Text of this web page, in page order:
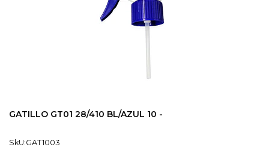
GATILLO GT01 28/410 BL/AZUL 10 -
SkU:GAT1003